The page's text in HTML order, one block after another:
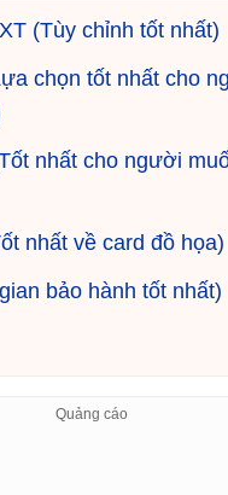
(Tùy chỉnh tốt nhất)
chọn tốt nhất cho
nhất cho người
nhất về card đồ họa)
bảo hành tốt nhất)